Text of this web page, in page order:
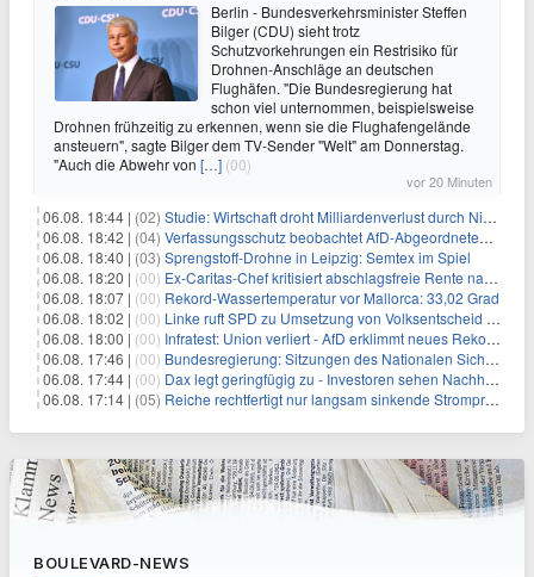
Berlin - Bundesverkehrsminister Steffen
Bilger (CDU) sieht trotz
Schutzvorkehrungen ein Restrisiko für
Drohnen-Anschläge an deutschen
Flughäfen. "Die Bundesregierung hat
schon viel unternommen, beispielsweise
Drohnen frühzeitig zu erkennen, wenn sie die Flughafengelände
ansteuern", sagte Bilger dem TV-Sender "Welt" am Donnerstag.
"Auch die Abwehr von […] (00)
vor 20 Minuten
06.08. 18:44 | (02) Studie: Wirtschaft droht Milliardenverlust durch Niedrigwasser
06.08. 18:42 | (04) Verfassungsschutz beobachtet AfD-Abgeordneten Nolte
06.08. 18:40 | (03) Sprengstoff-Drohne in Leipzig: Semtex im Spiel
06.08. 18:20 | (00) Ex-Caritas-Chef kritisiert abschlagsfreie Rente nach 45 Jahren
06.08. 18:07 | (00) Rekord-Wassertemperatur vor Mallorca: 33,02 Grad
06.08. 18:02 | (00) Linke ruft SPD zu Umsetzung von Volksentscheid auf
06.08. 18:00 | (00) Infratest: Union verliert - AfD erklimmt neues Rekordhoch
06.08. 17:46 | (00) Bundesregierung: Sitzungen des Nationalen Sicherheitsrates geheim
06.08. 17:44 | (00) Dax legt geringfügig zu - Investoren sehen Nachholpotenzial
06.08. 17:14 | (05) Reiche rechtfertigt nur langsam sinkende Strompreise
BOULEVARD-NEWS